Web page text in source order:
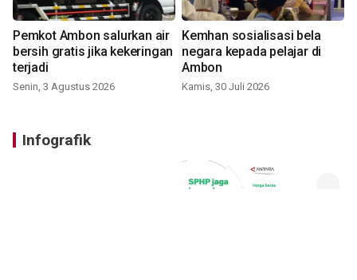
Pemkot Ambon salurkan air
bersih gratis jika kekeringan
terjadi
Senin, 3 Agustus 2026
Kemhan sosialisasi bela
negara kepada pelajar di
Ambon
Kamis, 30 Juli 2026
Infografik